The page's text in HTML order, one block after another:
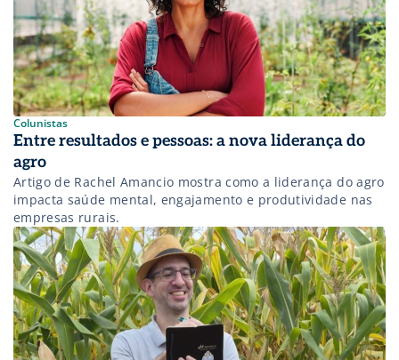
Colunistas
Entre resultados e pessoas: a nova liderança do
agro
Artigo de Rachel Amancio mostra como a liderança do agro
impacta saúde mental, engajamento e produtividade nas
empresas rurais.